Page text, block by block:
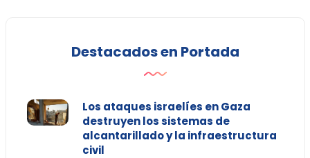
Destacados en Portada
Los ataques israelíes en Gaza
destruyen los sistemas de
alcantarillado y la infraestructura
civil